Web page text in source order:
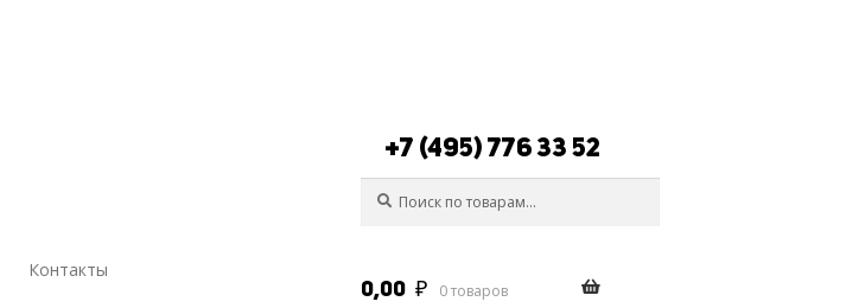
+7 (495) 776 33 52
Контакты
0,00 ₽ 0 товаров